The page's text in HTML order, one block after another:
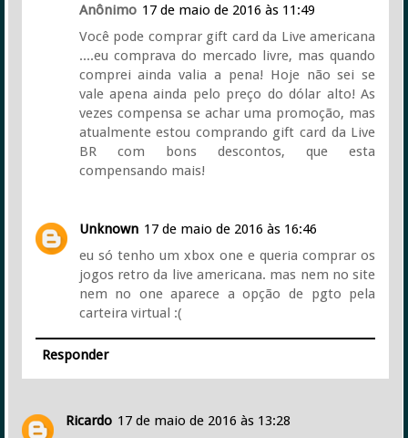
Anônimo 17 de maio de 2016 às 11:49
Você pode comprar gift card da Live americana
....eu comprava do mercado livre, mas quando
comprei ainda valia a pena! Hoje não sei se
vale apena ainda pelo preço do dólar alto! As
vezes compensa se achar uma promoção, mas
atualmente estou comprando gift card da Live
BR com bons descontos, que esta
compensando mais!
Unknown 17 de maio de 2016 às 16:46
eu só tenho um xbox one e queria comprar os
jogos retro da live americana. mas nem no site
nem no one aparece a opção de pgto pela
carteira virtual :(
Responder
Ricardo 17 de maio de 2016 às 13:28